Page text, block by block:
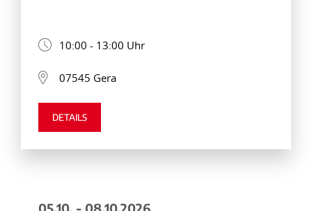
10:00 - 13:00 Uhr
07545 Gera
DETAILS